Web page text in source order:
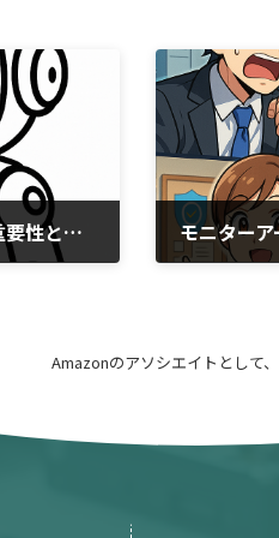
国際的なランサムウェア対策の重要性と日本の役割
Amazonのアソシエイトとして